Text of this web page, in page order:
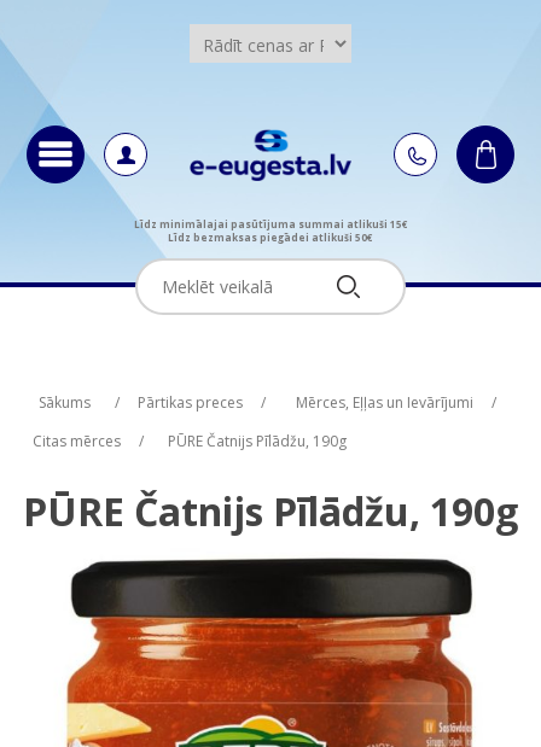
Līdz minimālajai pasūtījuma summai atlikuši 15€
Līdz bezmaksas piegādei atlikuši 50€
Sākums / Pārtikas preces / Mērces, Eļļas un Ievārījumi
/
Citas mērces
/ PŪRE Čatnijs Pīlādžu, 190g
PŪRE Čatnijs Pīlādžu, 190g